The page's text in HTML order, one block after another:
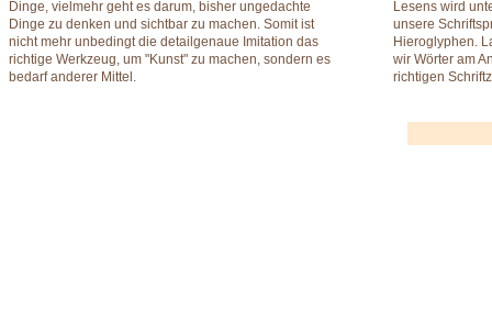
Dinge, vielmehr geht es darum, bisher ungedachte
Dinge zu denken und sichtbar zu machen. Somit ist
nicht mehr unbedingt die detailgenaue Imitation das
richtige Werkzeug, um "Kunst" zu machen, sondern es
bedarf anderer Mittel.
Lesens wird
unsere
Hieroglyphen.
wir Wörter am
richtigen